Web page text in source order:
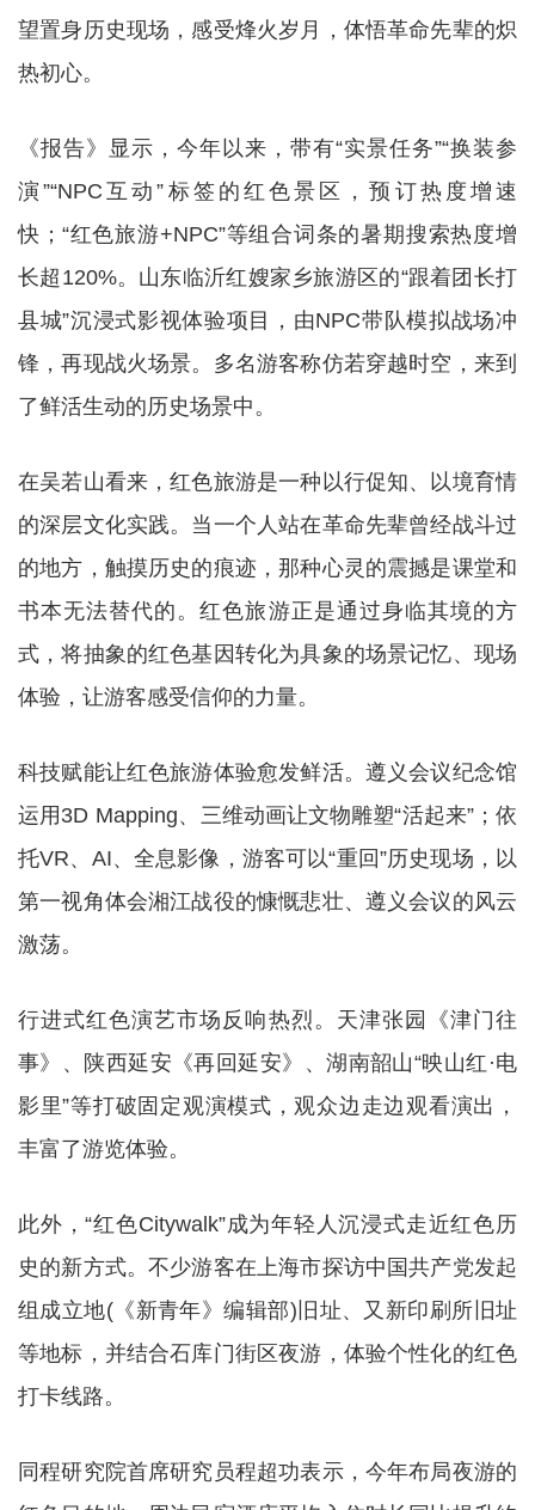
望置身历史现场，感受烽火岁月，体悟革命先辈的炽
热初心。
《报告》显示，今年以来，带有“实景任务”“换装参
演”“NPC互动”标签的红色景区，预订热度增速
快；“红色旅游+NPC”等组合词条的暑期搜索热度增
长超120%。山东临沂红嫂家乡旅游区的“跟着团长打
县城”沉浸式影视体验项目，由NPC带队模拟战场冲
锋，再现战火场景。多名游客称仿若穿越时空，来到
了鲜活生动的历史场景中。
在吴若山看来，红色旅游是一种以行促知、以境育情
的深层文化实践。当一个人站在革命先辈曾经战斗过
的地方，触摸历史的痕迹，那种心灵的震撼是课堂和
书本无法替代的。红色旅游正是通过身临其境的方
式，将抽象的红色基因转化为具象的场景记忆、现场
体验，让游客感受信仰的力量。
科技赋能让红色旅游体验愈发鲜活。遵义会议纪念馆
运用3D Mapping、三维动画让文物雕塑“活起来”；依
托VR、AI、全息影像，游客可以“重回”历史现场，以
第一视角体会湘江战役的慷慨悲壮、遵义会议的风云
激荡。
行进式红色演艺市场反响热烈。天津张园《津门往
事》、陕西延安《再回延安》、湖南韶山“映山红·电
影里”等打破固定观演模式，观众边走边观看演出，
丰富了游览体验。
此外，“红色Citywalk”成为年轻人沉浸式走近红色历
史的新方式。不少游客在上海市探访中国共产党发起
组成立地(《新青年》编辑部)旧址、又新印刷所旧址
等地标，并结合石库门街区夜游，体验个性化的红色
打卡线路。
同程研究院首席研究员程超功表示，今年布局夜游的